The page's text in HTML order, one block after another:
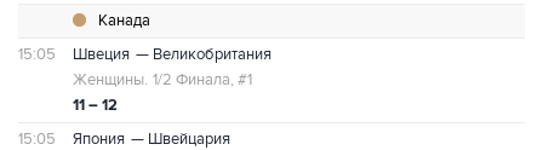
Канада
15:05
Швеция — Великобритания
11 – 12
Женщины. 1/2 Финала, #1
15:05 Япония — Швейцария